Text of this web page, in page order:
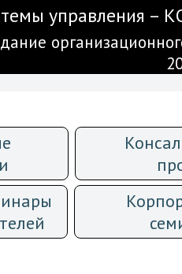
управления –